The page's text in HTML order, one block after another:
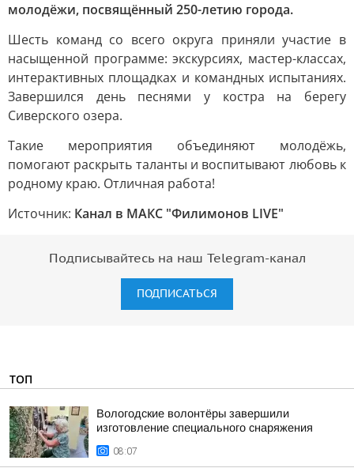
молодёжи, посвящённый 250-летию города.
Шесть команд со всего округа приняли участие в
насыщенной программе: экскурсиях, мастер-классах,
интерактивных площадках и командных испытаниях.
Завершился день песнями у костра на берегу
Сиверского озера.
Такие мероприятия объединяют молодёжь,
помогают раскрыть таланты и воспитывают любовь к
родному краю. Отличная работа!
Источник: Канал в МАКС "Филимонов LIVE"
Подписывайтесь на наш Telegram-канал
ПОДПИСАТЬСЯ
ТОП
Вологодские волонтёры завершили
изготовление специального снаряжения
08:07